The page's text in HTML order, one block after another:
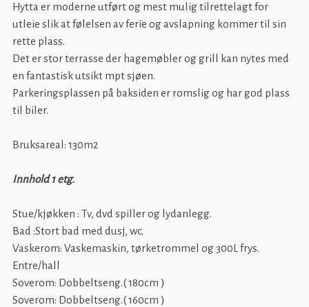
Hytta er moderne utført og mest mulig tilrettelagt for
utleie slik at følelsen av ferie og avslapning kommer til sin
rette plass.
Det er stor terrasse der hagemøbler og grill kan nytes med
en fantastisk utsikt mpt sjøen.
Parkeringsplassen på baksiden er romslig og har god plass
til biler.
Bruksareal: 130m2
Innhold 1 etg.
Stue/kjøkken : Tv, dvd spiller og lydanlegg.
Bad :Stort bad med dusj, wc.
Vaskerom: Vaskemaskin, tørketrommel og 300L frys.
Entre/hall
Soverom: Dobbeltseng.( 180cm )
Soverom: Dobbeltseng.( 160cm )